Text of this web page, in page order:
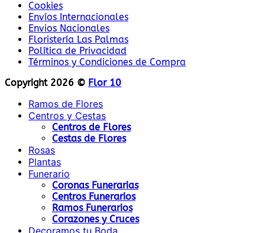
Cookies
Envíos Internacionales
Envios Nacionales
Floristería Las Palmas
Política de Privacidad
Términos y Condiciones de Compra
Copyright 2026 © Flor 10
Ramos de Flores
Centros y Cestas
Centros de Flores
Cestas de Flores
Rosas
Plantas
Funerario
Coronas Funerarias
Centros Funerarios
Ramos Funerarios
Corazones y Cruces